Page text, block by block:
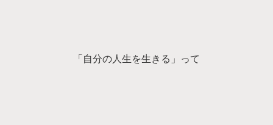
「自分の人生を生きる」って